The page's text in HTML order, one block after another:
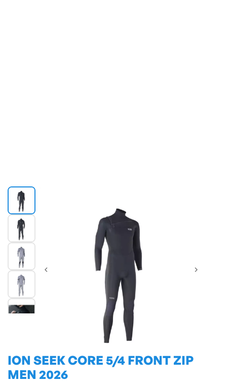
ION SEEK CORE 5/4 FRONT ZIP
MEN 2026